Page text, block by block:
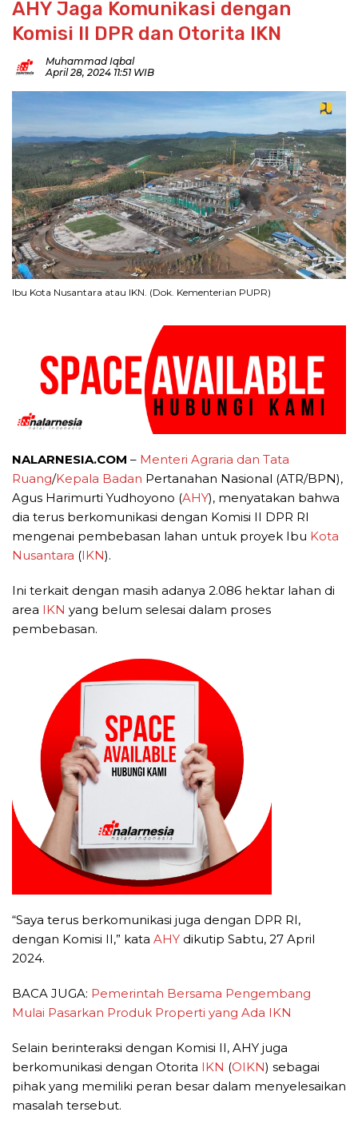
AHY Jaga Komunikasi dengan
Komisi II DPR dan Otorita IKN
Muhammad Iqbal
April 28, 2024 11:51 WIB
Ibu Kota Nusantara atau IKN. (Dok. Kementerian PUPR)
NALARNESIA.COM – Menteri Agraria dan Tata
Ruang/Kepala Badan Pertanahan Nasional (ATR/BPN),
Agus Harimurti Yudhoyono (AHY), menyatakan bahwa
dia terus berkomunikasi dengan Komisi II DPR RI
mengenai pembebasan lahan untuk proyek Ibu Kota
Nusantara (IKN).
Ini terkait dengan masih adanya 2.086 hektar lahan di
area IKN yang belum selesai dalam proses
pembebasan.
“Saya terus berkomunikasi juga dengan DPR RI,
dengan Komisi II,” kata AHY dikutip Sabtu, 27 April
2024.
BACA JUGA: Pemerintah Bersama Pengembang
Mulai Pasarkan Produk Properti yang Ada IKN
Selain berinteraksi dengan Komisi II, AHY juga
berkomunikasi dengan Otorita IKN (OIKN) sebagai
pihak yang memiliki peran besar dalam menyelesaikan
masalah tersebut.